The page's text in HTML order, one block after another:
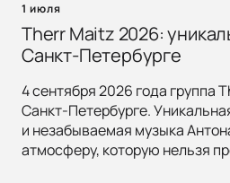
1 июля
Therr Maitz 2026:
Санкт-Петербурге
4 сентября 2026 года группа
Санкт-Петербурге.
и незабываемая музыка
атмосферу, которую нельзя